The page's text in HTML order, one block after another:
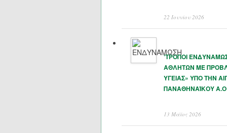
22 Ιουνίου 2026
‘ΤΡΟΠΟΙ
ΑΘΛΗΤΩΝ ΜΕ
ΥΓΕΙΑΣ» ΥΠΟ ΤΗΝ
ΠΑΝΑΘΗΝΑΊΚΟΥ Α.Ο
13 Μάϊος 2026